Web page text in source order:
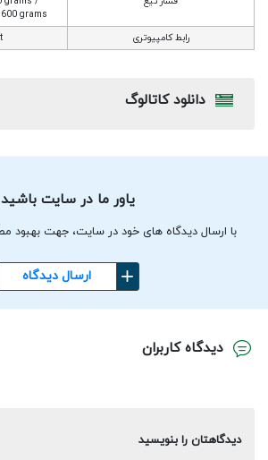
grams
رابط کامپیوتری
دانلود کاتالوگ
یاور ما در سایت باشید
با ارسال دیدگاه های خود در سایت، جهت بهبود
ارسال دیدگاه
دیدگاه کاربران
دیدگاهتان را بنویسید